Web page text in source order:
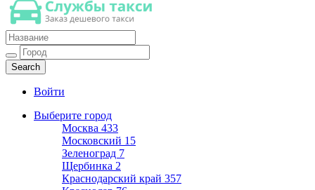
Такси недорогое
Заказ хорошего дешевого такси
Войти
Выберите город
Москва 433
Московский 15
Зеленоград 7
Щербинка 2
Краснодарский край 357